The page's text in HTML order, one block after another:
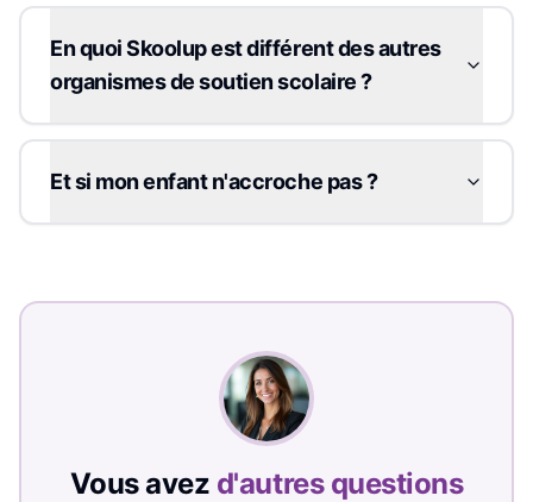
En quoi Skoolup est différent des autres
organismes de soutien scolaire ?
Et si mon enfant n'accroche pas ?
Vous avez d'autres questions